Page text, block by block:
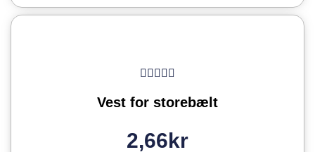
Vest for storebælt
2,66kr